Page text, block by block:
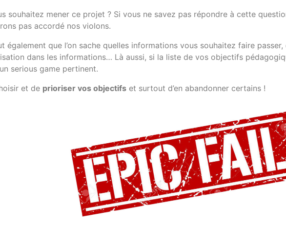
souhaitez mener ce projet ? Si vous ne savez pas répondre à cette
pas accordé nos violons.
également que l’on sache quelles informations vous souhaitez faire
dans les informations… Là aussi, si la liste de vos objectifs
serious game pertinent.
et de prioriser vos objectifs et surtout d’en abandonner certains !